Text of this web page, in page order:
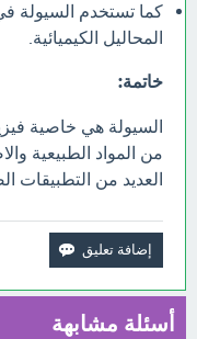
كما تستخدم السيولة
المحاليل الكيميائية.
خاتمة:
السيولة هي خاصية
من المواد الطبيعية
العديد من التطبيقات
أسئلة مشابهة